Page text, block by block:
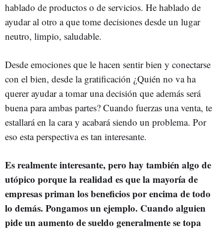
hablado de productos o de servicios. He hablado de
ayudar al otro a que tome decisiones desde un lugar
neutro, limpio, saludable.
Desde emociones que le hacen sentir bien y conectarse
con el bien, desde la gratificación ¿Quién no va ha
querer ayudar a tomar una decisión que además será
buena para ambas partes? Cuando fuerzas una venta, te
estallará en la cara y acabará siendo un problema. Por
eso esta perspectiva es tan interesante.
Es realmente interesante, pero hay también algo de
utópico porque la realidad es que la mayoría de
empresas priman los beneficios por encima de todo
lo demás. Pongamos un ejemplo. Cuando alguien
pide un aumento de sueldo generalmente se topa